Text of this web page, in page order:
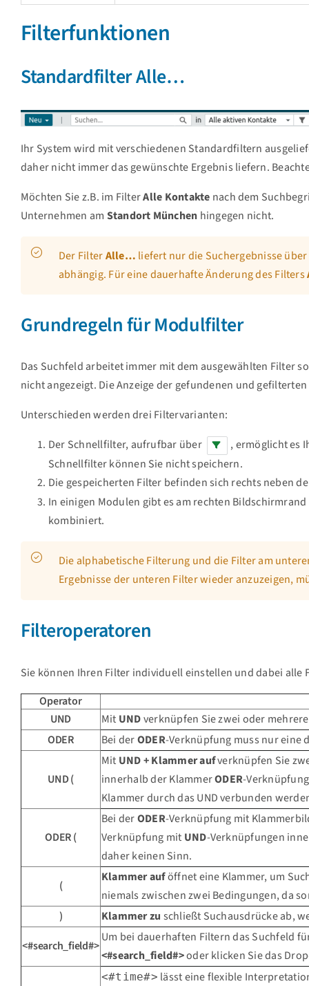
Filterfunktionen
Standardfilter Alle…
Ihr System wird mit verschiedenen Standardfiltern
daher nicht immer das gewünschte Ergebnis liefern.
Möchten Sie z.B. im FilterAlle Kontakte nach dem
Unternehmen am Standort München hingegen nicht.
Der FilterAlle… liefert nur die Suchergebnisse
abhängig. Für eine dauerhafte Änderung des Filters
Grundregeln für Modulfilter
Das Suchfeld arbeitet immer mit dem ausgewählten Filter
nicht angezeigt. Die Anzeige der gefundenen und
Unterschieden werden drei Filtervarianten:
Der Schnellfilter, aufrufbar über
, ermöglicht es
Schnellfilter können Sie nicht speichern.
Die gespeicherten Filter befinden sich rechts neben
In einigen Modulen gibt es am rechten
kombiniert.
Die alphabetische Filterung und die Filter am
Ergebnisse der unteren Filter wieder anzuzeigen,
Filteroperatoren
Sie können Ihren Filter individuell einstellen und dabei
Operator
UND
Mit UNDverknüpfen Sie zwei oder
ODER
Bei derODER-Verknüpfung muss nur eine
UND (
Mit UND + Klammer aufverknüpfen Sie
innerhalb der KlammerODER-
Klammer durch das UND verbunden
ODER (
Bei derODER-Verknüpfung mit
Verknüpfung mit UND-Verknüpfungen
daher keinen Sinn.
(
Klammer auföffnet eine Klammer, um
niemals zwischen zwei Bedingungen, da
)
Klammer zu schließt Suchausdrücke ab,
<#search_field#>
Um bei dauerhaften Filtern das Suchfeld
<#search_field#>oder klicken Sie das
<#time#> lässt eine flexible